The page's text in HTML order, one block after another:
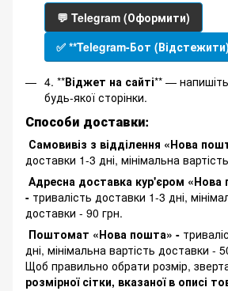
💬 Telegram (Оформити)
✅ **Telegram-Бот
4. **Віджет на сайті** —
будь-якої сторінки.
Способи доставки:
Самовивіз з відділення «Нова
доставки 1-3 дні, мінімальна
Адресна доставка кур'єром «Нова
- тривалість доставки 1-3 дні,
доставки - 90 грн.
Поштомат «Нова пошта» -
дні, мінімальна вартість доставки -
Щоб правильно обрати розмір,
розмірної сітки, вказаної в описі